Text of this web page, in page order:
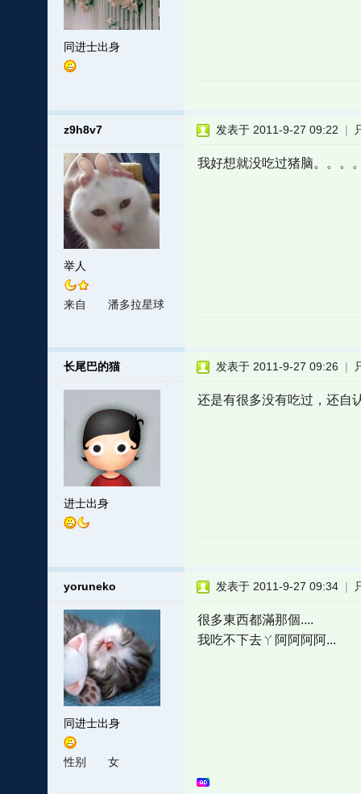
同进士出身
z9h8v7
举人
来自 潘多拉星球
发表于 2011-9-27 09:22 |
我好想就没吃过猪脑。。。
长尾巴的猫
进士出身
发表于 2011-9-27 09:26 |
还是有很多没有吃过，还自
yoruneko
同进士出身
性别 女
发表于 2011-9-27 09:34 |
很多東西都滿那個....
我吃不下去ㄚ阿阿阿阿...